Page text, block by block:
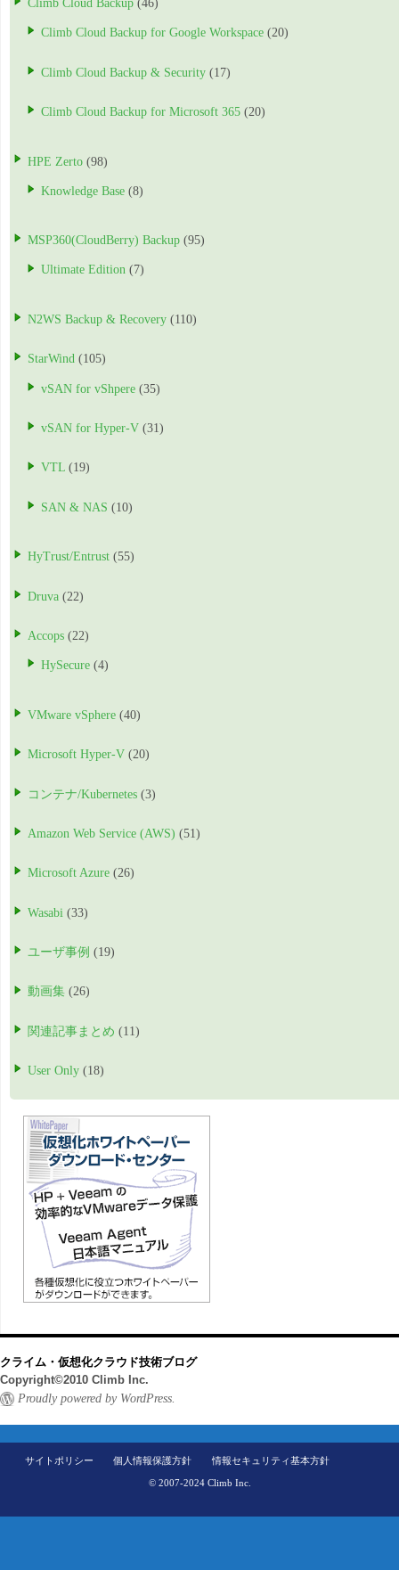
Climb Cloud Backup (46)
Climb Cloud Backup for Google Workspace (20)
Climb Cloud Backup & Security (17)
Climb Cloud Backup for Microsoft 365 (20)
HPE Zerto (98)
Knowledge Base (8)
MSP360(CloudBerry) Backup (95)
Ultimate Edition (7)
N2WS Backup & Recovery (110)
StarWind (105)
vSAN for vShpere (35)
vSAN for Hyper-V (31)
VTL (19)
SAN & NAS (10)
HyTrust/Entrust (55)
Druva (22)
Accops (22)
HySecure (4)
VMware vSphere (40)
Microsoft Hyper-V (20)
コンテナ/Kubernetes (3)
Amazon Web Service (AWS) (51)
Microsoft Azure (26)
Wasabi (33)
ユーザ事例 (19)
動画集 (26)
関連記事まとめ (11)
User Only (18)
クライム・仮想化クラウド技術ブログ
Copyright©2010 Climb Inc.
Proudly powered by WordPress.
サイトポリシー 個人情報保護方針 情報セキュリティ基本方針
© 2007-2024 Climb Inc.